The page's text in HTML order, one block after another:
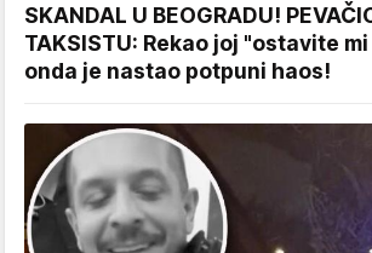
SKANDAL U BEOGRADU!
TAKSISTU: Rekao joj "ostavite
onda je nastao potpuni haos!